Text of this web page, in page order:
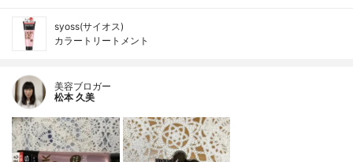
syoss(サイオス)
カラートリートメント
美容ブロガー
松本 久美